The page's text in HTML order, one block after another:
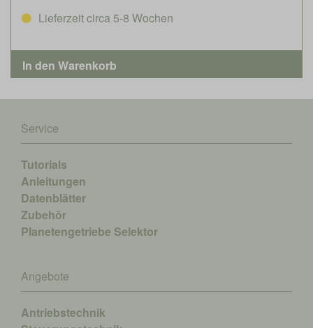
Lieferzeit circa 5-8 Wochen
Service
Tutorials
Anleitungen
Datenblätter
Zubehör
Planetengetriebe Selektor
Angebote
Antriebstechnik